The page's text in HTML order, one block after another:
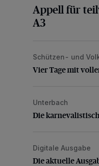
Appell für
A3
Vier Tage mit
Schützen- und
Vier Tage mit
Die
Unterbach
Die
Die aktuelle
Digitale Ausgabe
Die aktuelle